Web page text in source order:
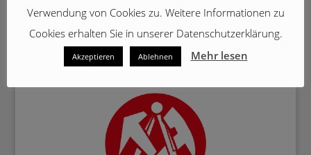
Verwendung von Cookies zu. Weitere Informationen zu
Cookies erhalten Sie in unserer Datenschutzerklärung.
Akzeptieren Ablehnen Mehr lesen